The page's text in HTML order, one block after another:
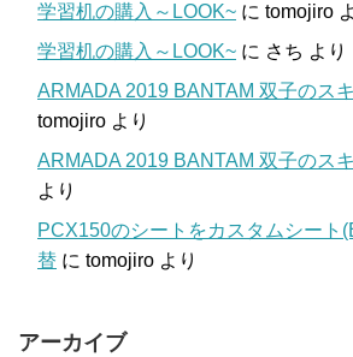
学習机の購入～LOOK~ に tomojiro
学習机の購入～LOOK~ に さち より
ARMADA 2019 BANTAM 双子のス
tomojiro より
ARMADA 2019 BANTAM 双子のス
より
PCX150のシートをカスタムシート
替 に tomojiro より
アーカイブ